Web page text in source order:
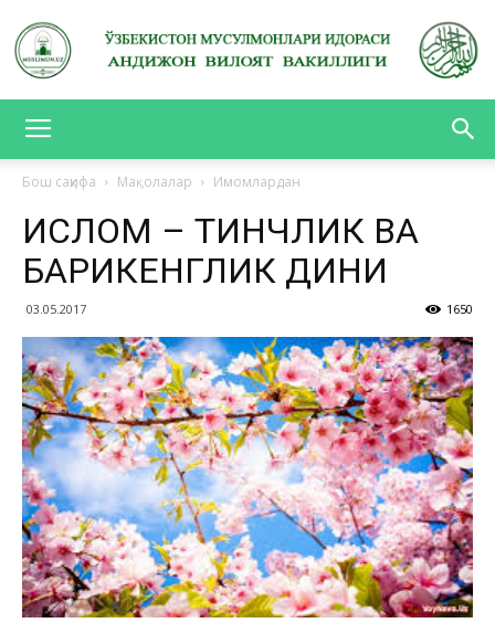
ВИЛОЯТ
Бош саҳифа Мақолалар Имомлардан
ИСЛОМ – ТИНЧЛИК ВА
БАҒРИКЕНГЛИК ДИНИ
03.05.2017 1650